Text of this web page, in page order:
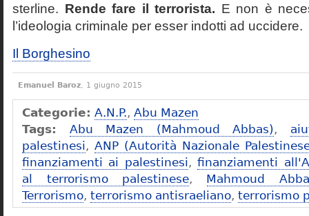
sterline. Rende fare il terrorista. E non è
l’ideologia criminale per esser indotti ad uccidere.
Il Borghesino
Emanuel Baroz, 1 giugno 2015
Categorie: A.N.P., Abu Mazen
Tags:
Abu Mazen (Mahmoud Abbas),
palestinesi, ANP (Autorità Nazionale
finanziamenti ai palestinesi,finanziamenti
al terrorismo palestinese, Mahmoud
Terrorismo, terrorismo antisraeliano, terrorismo